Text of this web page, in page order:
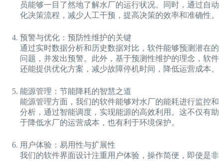
员能够一目了然地了解水厂的运行状况。同时，通过自动
化决策流程，减少人工干预，提高决策的效率和准确性。
预警与优化：预防性维护的关键
通过实时数据分析和历史数据对比，软件能够预测潜在的
问题，并发出预警。此外，基于预测性维护的理念，软件
还能提供优化方案，减少故障停机时间，降低运营成本。
能源管理：节能降耗的智慧之道
能源管理方面，我们的软件能够对水厂的能耗进行监控和
分析，通过智能调度，实现能源的高效利用。这不仅有助
于降低水厂的运营成本，也有利于环境保护。
用户体验：易用性与扩展性
我们的软件界面设计注重用户体验，操作简便，即使是非